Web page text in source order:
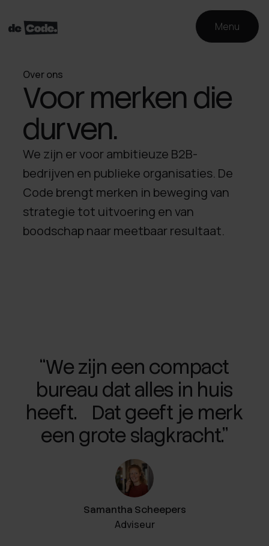
Menu
Over ons
Voor merken die
durven.
We zijn er voor ambitieuze B2B-
bedrijven en publieke organisaties. De
Code brengt merken in beweging van
strategie tot uitvoering en van
boodschap naar meetbaar resultaat.​
“We zijn een compact
bureau dat alles in huis
heeft. Dat geeft je merk
een grote slagkracht.”
Samantha Scheepers
Adviseur